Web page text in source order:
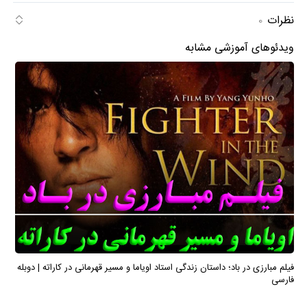
نظرات 0
ویدئوهای آموزشی مشابه
فیلم مبارزی در باد؛ داستان زندگی استاد اویاما و مسیر قهرمانی در کاراته | دوبله
فارسی